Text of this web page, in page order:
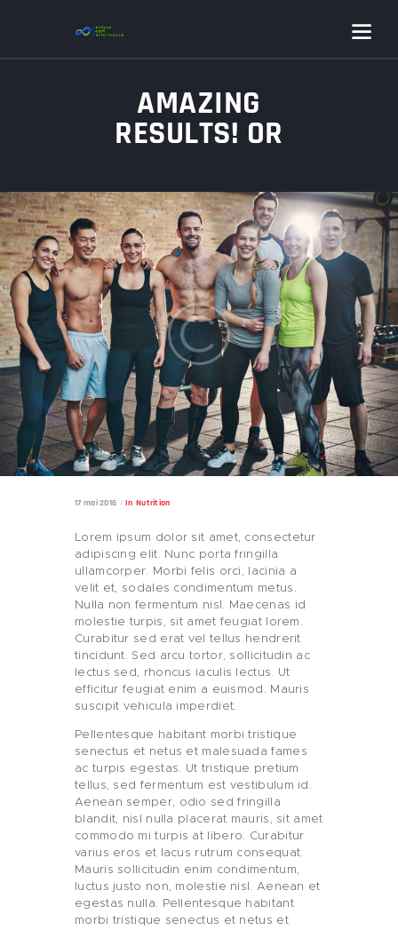
AMAZING
RESULTS! OR
SHARE THEIR
STORIES
17 mai 2016 In Nutrition
Lorem ipsum dolor sit amet, consectetur
adipiscing elit. Nunc porta fringilla
ullamcorper. Morbi felis orci, lacinia a
velit et, sodales condimentum metus.
Nulla non fermentum nisl. Maecenas id
molestie turpis, sit amet feugiat lorem.
Curabitur sed erat vel tellus hendrerit
tincidunt. Sed arcu tortor, sollicitudin ac
lectus sed, rhoncus iaculis lectus. Ut
efficitur feugiat enim a euismod. Mauris
suscipit vehicula imperdiet.
Pellentesque habitant morbi tristique
senectus et netus et malesuada fames
ac turpis egestas. Ut tristique pretium
tellus, sed fermentum est vestibulum id.
Aenean semper, odio sed fringilla
blandit, nisl nulla placerat mauris, sit amet
commodo mi turpis at libero. Curabitur
varius eros et lacus rutrum consequat.
Mauris sollicitudin enim condimentum,
luctus justo non, molestie nisl. Aenean et
egestas nulla. Pellentesque habitant
morbi tristique senectus et netus et